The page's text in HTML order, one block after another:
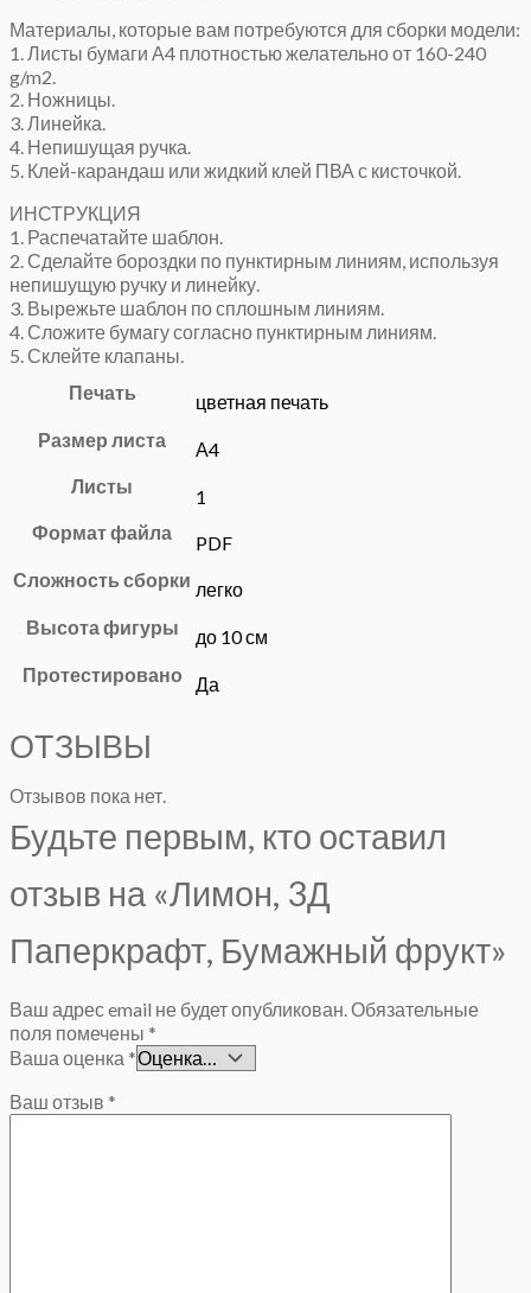
Материалы, которые вам потребуются для сборки модели:
1. Листы бумаги А4 плотностью желательно от 160-240
g/m2.
2. Ножницы.
3. Линейка.
4. Непишущая ручка.
5. Клей-карандаш или жидкий клей ПВА с кисточкой.
ИНСТРУКЦИЯ
1. Распечатайте шаблон.
2. Сделайте бороздки по пунктирным линиям, используя
непишущую ручку и линейку.
3. Вырежьте шаблон по сплошным линиям.
4. Сложите бумагу согласно пунктирным линиям.
5. Склейте клапаны.
Печать
цветная печать
Размер листа
А4
Листы
1
Формат файла
PDF
Сложность сборки легко
Высота фигуры
до 10 см
Протестировано
Да
ОТЗЫВЫ
Отзывов пока нет.
Будьте первым, кто оставил
отзыв на «Лимон, 3Д
Паперкрафт, Бумажный фрукт»
Ваш адрес email не будет опубликован.Обязательные
поля помечены *
Ваша оценка *
Ваш отзыв *